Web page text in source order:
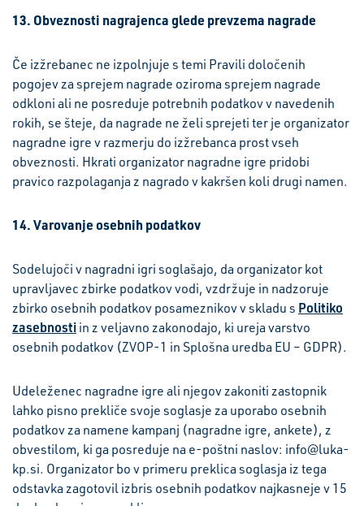
13. Obveznosti nagrajenca glede prevzema nagrade
Če izžrebanec ne izpolnjuje s temi Pravili določenih
pogojev za sprejem nagrade oziroma sprejem nagrade
odkloni ali ne posreduje potrebnih podatkov v navedenih
rokih, se šteje, da nagrade ne želi sprejeti ter je organizator
nagradne igre v razmerju do izžrebanca prost vseh
obveznosti. Hkrati organizator nagradne igre pridobi
pravico razpolaganja z nagrado v kakršen koli drugi namen.
14. Varovanje osebnih podatkov
Sodelujoči v nagradni igri soglašajo, da organizator kot
upravljavec zbirke podatkov vodi, vzdržuje in nadzoruje
zbirko osebnih podatkov posameznikov v skladu s Politiko
zasebnosti in z veljavno zakonodajo, ki ureja varstvo
osebnih podatkov (ZVOP-1 in Splošna uredba EU – GDPR).
Udeleženec nagradne igre ali njegov zakoniti zastopnik
lahko pisno prekliče svoje soglasje za uporabo osebnih
podatkov za namene kampanj (nagradne igre, ankete), z
obvestilom, ki ga posreduje na e-poštni naslov: info@luka-
kp.si. Organizator bo v primeru preklica soglasja iz tega
odstavka zagotovil izbris osebnih podatkov najkasneje v 15